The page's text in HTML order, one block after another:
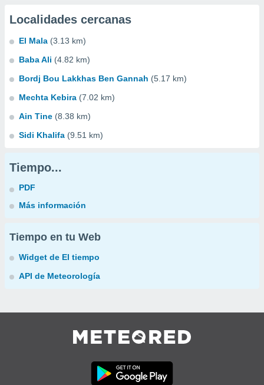
Localidades cercanas
El Mala (3.13 km)
Baba Ali (4.82 km)
Bordj Bou Lakkhas Ben Gannah (5.17 km)
Mechta Kebira (7.02 km)
Ain Tine (8.38 km)
Sidi Khalifa (9.51 km)
Tiempo...
PDF
Más información
Tiempo en tu Web
Widget de El tiempo
API de Meteorología